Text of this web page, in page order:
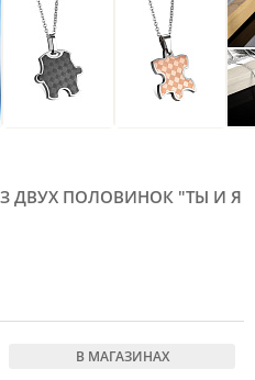
ДВУХ ПОЛОВИНОК "ТЫ И Я
В МАГАЗИНАХ